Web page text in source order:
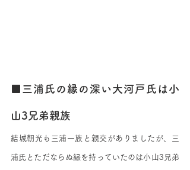
■三浦氏の縁の深い大河戸氏は小
山3兄弟親族
結城朝光も三浦一族と親交がありましたが、三
浦氏とただならぬ縁を持っていたのは小山3兄弟